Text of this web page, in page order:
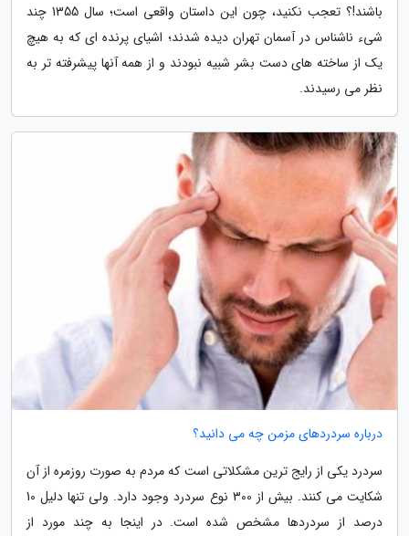
باشند!؟ تعجب نکنید، چون این داستان واقعی است؛ سال 1355 چند
شیء ناشناس در آسمان تهران دیده شدند؛ اشیای پرنده ای که به هیچ
یک از ساخته های دست بشر شبیه نبودند و از همه آنها پیشرفته تر به
نظر می رسیدند.
درباره سردردهای مزمن چه می دانید؟
سردرد یکی از رایج ترین مشکلاتی است که مردم به صورت روزمره از آن
شکایت می کنند. بیش از 300 نوع سردرد وجود دارد. ولی تنها دلیل 10
درصد از سردردها مشخص شده است. در اینجا به چند مورد از